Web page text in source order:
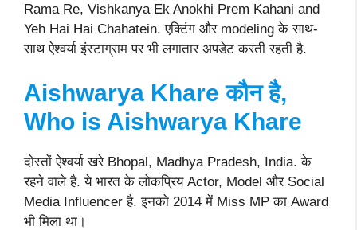
Rama Re, Vishkanya Ek Anokhi Prem Kahani and
Yeh Hai Hai Chahatein. एक्टिंग और modeling के साथ-
साथ ऐश्वर्या इंस्टाग्राम पर भी लगातार अपडेट करती रहती है.
Aishwarya Khare कौन है,
Who is Aishwarya Khare
दोस्तों ऐश्वर्या खरे Bhopal, Madhya Pradesh, India. के
रहने वाले है. ये भारत के लोकप्रिय Actor, Model और Social
Media Influencer है. इनको 2014 में Miss MP का Award
भी मिला था।